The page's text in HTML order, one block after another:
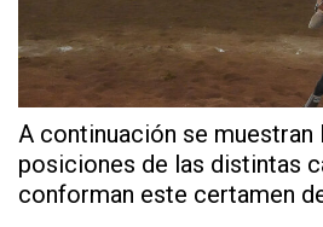
A continuación se muestran
posiciones de las distintas
conforman este certamen